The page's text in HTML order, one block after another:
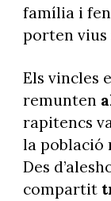
família i
porten vius
Els vincles
remunten
rapitencs
la població
Des
compartit